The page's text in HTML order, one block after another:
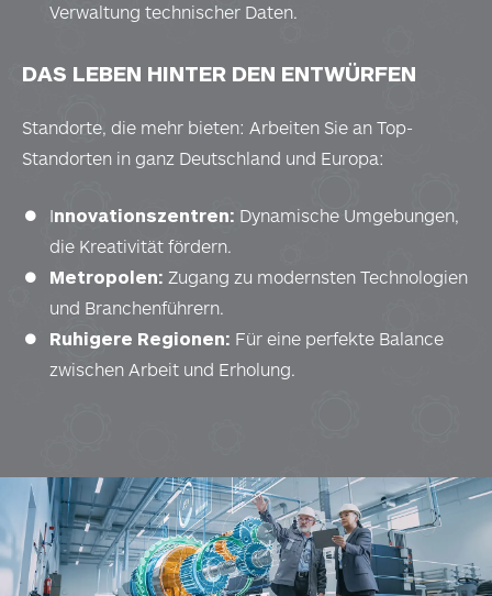
Verwaltung technischer Daten.
DAS LEBEN HINTER DEN ENTWÜRFEN
Standorte, die mehr bieten: Arbeiten Sie an Top-
Standorten in ganz Deutschland und Europa:
Innovationszentren: Dynamische Umgebungen,
die Kreativität fördern.
Metropolen: Zugang zu modernsten Technologien
und Branchenführern.
Ruhigere Regionen: Für eine perfekte Balance
zwischen Arbeit und Erholung.